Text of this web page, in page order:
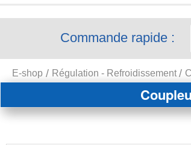
Commande rapide :
E-shop Régulation - Refroidissement